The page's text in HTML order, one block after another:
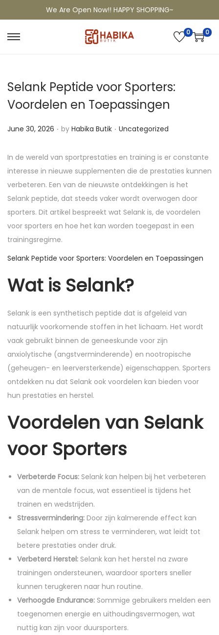
We Are Open Now!! HAPPY SHOPPING~
0 0
Selank Peptide voor Sporters:
Voordelen en Toepassingen
P
s
t
e
d
o
n
June 30, 2026 . by Habika Butik . P
s
t
e
d
i
n
Uncategorized
In de wereld van sportprestaties en training is er constante
interesse in nieuwe supplementen die de prestaties kunnen
verbeteren. Een van de nieuwste ontdekkingen is het
Selank peptide, dat steeds vaker wordt overwogen door
sporters. Dit artikel bespreekt wat Selank is, de voordelen
voor sporters en hoe het kan worden toegepast in een
trainingsregime.
Selank Peptide voor Sporters: Voordelen en Toepassingen
Wat is Selank?
Selank is een synthetisch peptide dat is afgeleid van
natuurlijk voorkomende stoffen in het lichaam. Het wordt
vaak gebruikt binnen de geneeskunde voor zijn
anxiolytische (angstverminderende) en nootropische
(geheugen- en leerversterkende) eigenschappen. Sporters
ontdekken nu dat Selank ook voordelen kan bieden voor
hun prestaties en herstel.
Voordelen van Selank
voor Sporters
Verbeterde Focus: Selank kan helpen bij het verbeteren
van de mentale focus, wat essentieel is tijdens het
trainen en wedstrijden.
Stressvermindering: Door zijn kalmerende effect kan
Selank helpen om stress te verminderen, wat leidt tot
betere prestaties onder druk.
Verbeterd Herstel: Selank kan het herstel na zware
trainingen ondersteunen, waardoor sporters sneller
kunnen terugkeren naar hun routine.
Verhoogde Endurance: Sommige gebruikers melden een
toegenomen energie en uithoudingsvermogen, wat
nuttig kan zijn voor duursporters.